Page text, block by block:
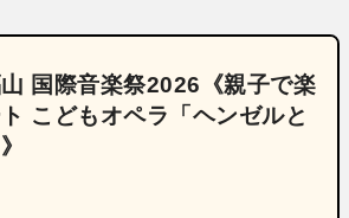
国際音楽祭2026《親子で楽
こどもオペラ「ヘンゼルと